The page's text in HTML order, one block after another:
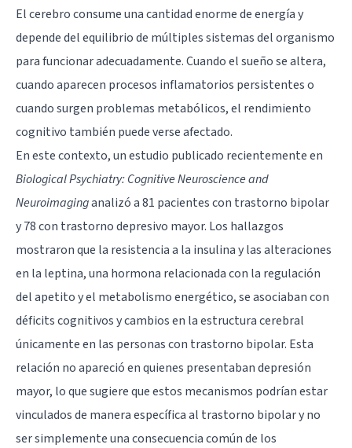
Elcerebroconsume una cantidad enorme de energía y
depende del equilibrio de múltiples sistemas del organismo
para funcionar adecuadamente. Cuando el sueño se altera,
cuando aparecen procesos inflamatorios persistentes o
cuando surgen problemas metabólicos, el rendimiento
cognitivo también puede verse afectado.
En este contexto, un estudio publicado recientemente en
Biological Psychiatry: Cognitive Neuroscience and
Neuroimaginganalizó a 81 pacientes con trastorno bipolar
y 78 con trastorno depresivo mayor. Los hallazgos
mostraron que la resistencia a la insulina y las alteraciones
en la leptina, una hormona relacionada con la regulación
del apetito y el metabolismo energético, se asociaban con
déficits cognitivos y cambios en la estructura cerebral
únicamente en las personas con trastorno bipolar. Esta
relación no apareció en quienes presentaban depresión
mayor, lo que sugiere que estos mecanismos podrían estar
vinculados de manera específica al trastorno bipolar y no
ser simplemente una consecuencia común de los